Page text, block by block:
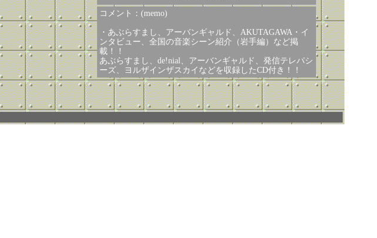
コメント：(memo)
・あぶらすまし、アーバンギャルド、AKUTAGAWA・イ
ンタビュー、全国の音楽シーン紹介（岩手編）など掲
載！！
あぶらすまし、de!nial、アーバンギャルド、発信テレパシ
ーズ、ヨルザインザスカイなどを収録したCD付き！！